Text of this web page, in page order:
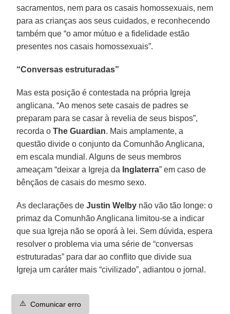
sacramentos, nem para os casais homossexuais, nem
para as crianças aos seus cuidados, e reconhecendo
também que “o amor mútuo e a fidelidade estão
presentes nos casais homossexuais”.
“Conversas estruturadas”
Mas esta posição é contestada na própria Igreja
anglicana. “Ao menos sete casais de padres se
preparam para se casar à revelia de seus bispos”,
recorda oThe Guardian. Mais amplamente, a
questão divide o conjunto da Comunhão Anglicana,
em escala mundial. Alguns de seus membros
ameaçam “deixar a Igreja da Inglaterra” em caso de
bênçãos de casais do mesmo sexo.
As declarações deJustin Welby não vão tão longe: o
primaz da Comunhão Anglicana limitou-se a indicar
que sua Igreja não se oporá à lei. Sem dúvida, espera
resolver o problema via uma série de “conversas
estruturadas” para dar ao conflito que divide sua
Igreja um caráter mais “civilizado”, adiantou o jornal.
⚠️ Comunicar erro